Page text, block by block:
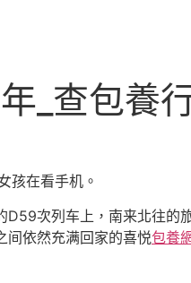
_查包養
在看手机。
D59次列车上，南来北往
间依然充满回家的喜悦包養